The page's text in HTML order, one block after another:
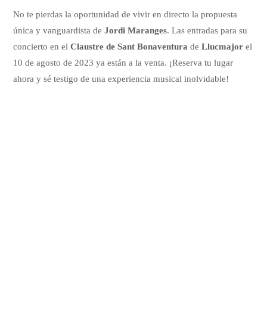
No te pierdas la oportunidad de vivir en directo la propuesta
única y vanguardista deJordi Maranges. Las entradas para su
concierto en elClaustre de Sant Bonaventura deLlucmajor el
10 de agosto de 2023 ya están a la venta. ¡Reserva tu lugar
ahora y sé testigo de una experiencia musical inolvidable!